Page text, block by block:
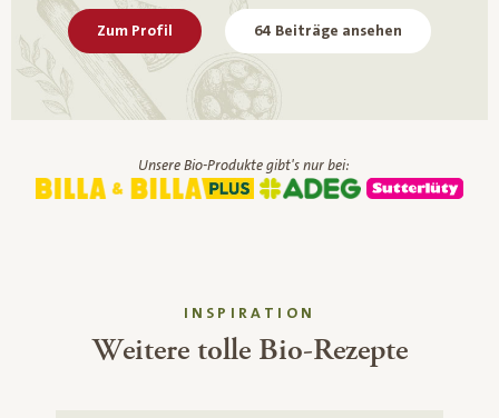
Zum Profil 64 Beiträge ansehen
Unsere Bio-Produkte gibt's nur bei:
INSPIRATION
Weitere tolle Bio-Rezepte